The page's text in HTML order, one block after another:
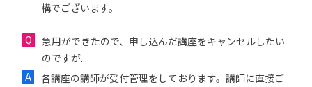
構でございます。
急用ができたので、申し込んだ講座をキャンセルしたい
のですが...
各講座の講師が受付管理をしております。講師に直接ご